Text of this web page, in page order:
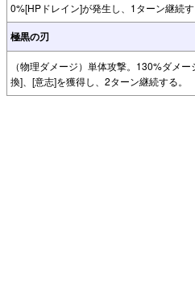
0%[HPドレイン]が発生し、1ターン継続す
極黒の刃
（物理ダメージ）単体攻撃。130%ダメ
換]、[意志]を獲得し、2ターン継続する。